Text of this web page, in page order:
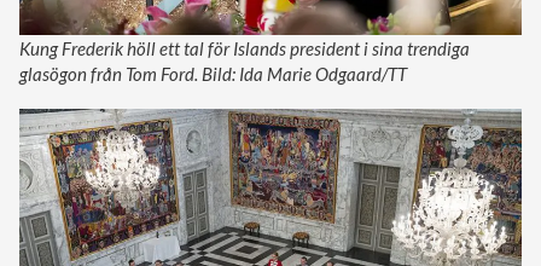
Kung Frederik höll ett tal för Islands president i sina trendiga
glasögon från Tom Ford. Bild: Ida Marie Odgaard/TT